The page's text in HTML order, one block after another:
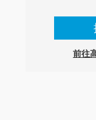
前往